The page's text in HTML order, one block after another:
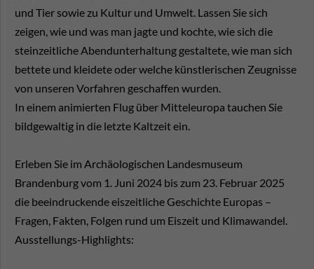
und Tier sowie zu Kultur und Umwelt. Lassen Sie sich
zeigen, wie und was man jagte und kochte, wie sich die
steinzeitliche Abendunterhaltung gestaltete, wie man sich
bettete und kleidete oder welche künstlerischen Zeugnisse
von unseren Vorfahren geschaffen wurden.
In einem animierten Flug über Mitteleuropa tauchen Sie
bildgewaltig in die letzte Kaltzeit ein.
Erleben Sie im Archäologischen Landesmuseum
Brandenburg vom 1. Juni 2024 bis zum 23. Februar 2025
die beeindruckende eiszeitliche Geschichte Europas –
Fragen, Fakten, Folgen rund um Eiszeit und Klimawandel.
Ausstellungs-Highlights: